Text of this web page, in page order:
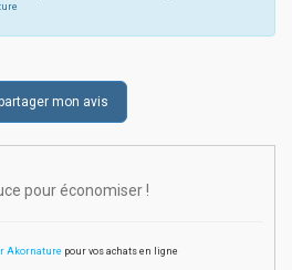
mon avis
pour économiser !
Akornature pour vos achats en ligne